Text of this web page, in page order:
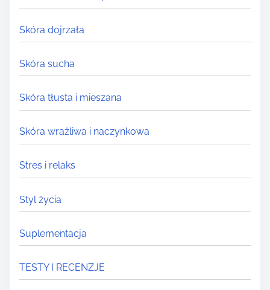
Skóra dojrzała
Skóra sucha
Skóra tłusta i mieszana
Skóra wrażliwa i naczynkowa
Stres i relaks
Styl życia
Suplementacja
TESTY I RECENZJE